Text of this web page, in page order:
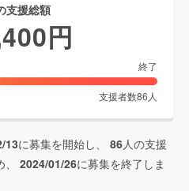
支援総額
円
終了
支援者数86 人
13に募集を開始し、 86人の支援
2024/01/26に募集を終了しま